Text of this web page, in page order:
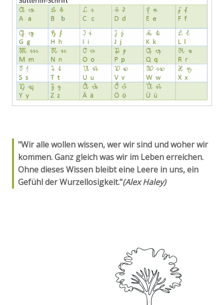
"Wir alle wollen wissen, wer wir sind und woher wir
kommen. Ganz gleich was wir im Leben erreichen.
Ohne dieses Wissen bleibt eine Leere in uns, ein
Gefühl der Wurzellosigkeit."(Alex Haley)